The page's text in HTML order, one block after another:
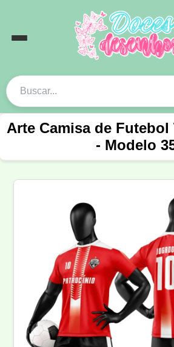
Arte Camisa de Futebol
- Modelo